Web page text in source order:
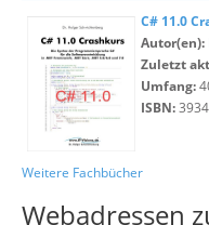
C# 11.0
Autor(en):
Zuletzt
Umfang:
ISBN:
Weitere Fachbücher
Webadressen